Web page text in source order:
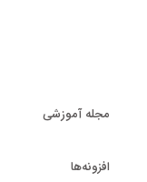
مجله آموزشی
افزونه‌ها